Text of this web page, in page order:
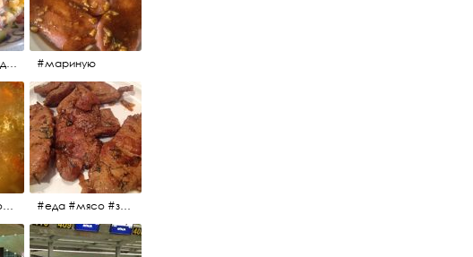
#салат #помидоры #яйцо #огурцы #зелень #кинза #петрушка #укроп #сметана #соль #витамины #мариную
#куриныйбульон #лавровыйлист #помидоры #картофель #чеснок #лук #морковь #приправы #перецдушистый #курица #ужин #еда #сольповкусу #жёлтыйкарри #имбирь #кориандр #кокос #лимонныйсок #оливковоемасло #кумин #кайенскийперец #еда #мясо #завтрак #источниквдохновения #люблюготовить